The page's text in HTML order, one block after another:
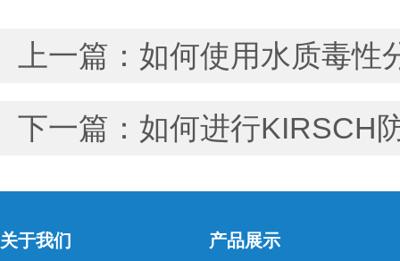
上一篇： 如何使用水质毒性
下一篇： 如何进行KIRSCH
关于我们 产品展示